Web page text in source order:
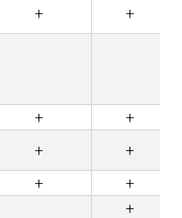
+
+
+
+
+
+
+
+
+